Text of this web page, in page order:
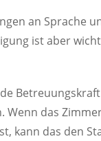
an Sprache
ist aber
Wenn das
kann das den